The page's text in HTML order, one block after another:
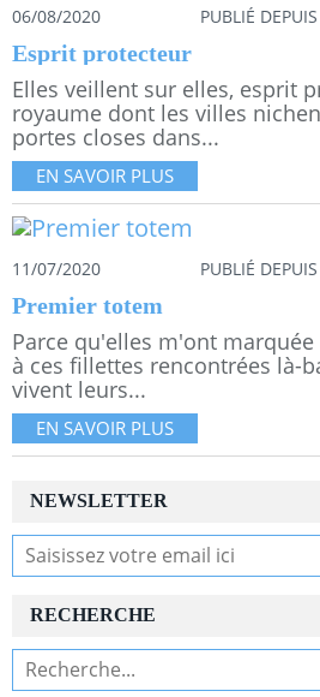
06/08/2020 PUBLIÉ
Esprit protecteur
Elles veillent sur elles, esprit
royaume dont les villes
portes closes dans...
EN SAVOIR PLUS
11/07/2020 PUBLIÉ
Premier totem
Parce qu'elles m'ont
à ces fillettes rencontrées là-
vivent leurs...
EN SAVOIR PLUS
NEWSLETTER
RECHERCHE